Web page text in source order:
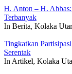
H. Anton – H.
Terbanyak
In Berita, Kolaka
Tingkatkan
Serentak
In Artikel, Kolaka